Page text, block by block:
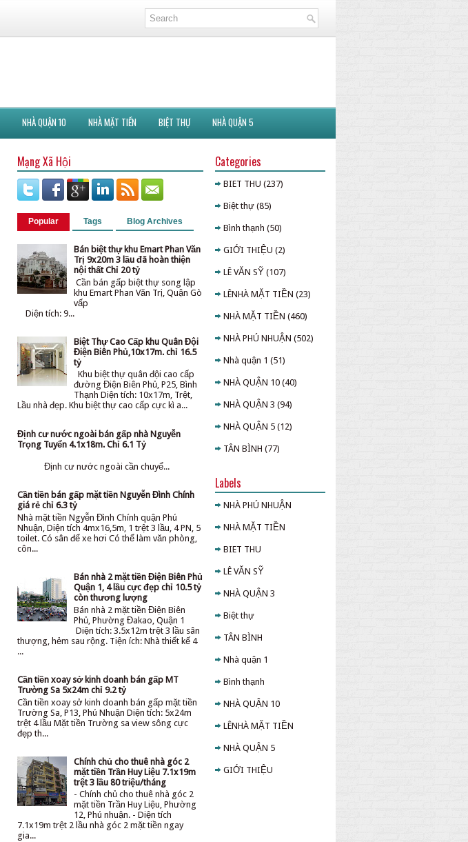
NHÀ QUẬN 10 NHÀ MẶT TIỀN BIỆT THỰ NHÀ QUẬN 5
Mạng Xã Hội
Popular Tags Blog Archives
Bán biệt thự khu Emart Phan Văn
Trị 9x20m 3 lầu đã hoàn thiện
nội thất Chỉ 20 tỷ
Cần bán gấp biệt thự song lập
khu Emart Phan Văn Trị, Quận Gò
vấp
Diện tích: 9...
Biệt Thự Cao Cấp khu Quân Đội
Điện Biên Phủ,10x17m. chỉ 16.5
tỷ
Khu biệt thự quân đội cao cấp
đường Điện Biên Phủ, P25, Bình
Thạnh Diện tích: 10x17m, Trệt,
Lầu nhà đẹp. Khu biệt thự cao cấp cực kì a...
Định cư nước ngoài bán gấp nhà Nguyễn
Trọng Tuyển 4.1x18m. Chỉ 6.1 Tỷ
Định cư nước ngoài cần chuyể...
Cần tiền bán gấp mặt tiền Nguyễn Đình Chính
giá rẻ chỉ 6.3 tỷ
Nhà mặt tiền Ngyễn Đình Chính quận Phú
Nhuận, Diện tích 4mx16,5m, 1 trệt 3 lầu, 4 PN, 5
toilet. Có sân để xe hơi Có thể làm văn phòng,
côn...
Bán nhà 2 mặt tiền Điện Biên Phủ
Quận 1, 4 lầu cực đẹp chỉ 10.5 tỷ
còn thương lượng
Bán nhà 2 mặt tiền Điện Biên
Phủ, Phường Đakao, Quận 1
Diện tích: 3.5x12m trệt 3 lầu sân
thượng, hẻm sau rộng. Tiện ích: Nhà thiết kế 4
...
Cần tiền xoay sở kinh doanh bán gấp MT
Trường Sa 5x24m chỉ 9.2 tỷ
Cần tiền xoay sở kinh doanh bán gấp mặt tiền
Trường Sa, P13, Phú Nhuận Diện tích: 5x24m
trệt 4 lầu Mặt tiền Trường sa view sông cực
đẹp th...
Chính chủ cho thuê nhà góc 2
mặt tiền Trần Huy Liệu 7.1x19m
trệt 3 lầu 80 triệu/tháng
- Chính chủ cho thuê nhà góc 2
mặt tiền Trần Huy Liệu, Phường
12, Phú nhuận. - Diện tích
7.1x19m trệt 2 lầu nhà góc 2 mặt tiền ngay
gia...
Categories
BIET THU (237)
Biệt thự (85)
Bình thạnh (50)
GIỚI THIỆU (2)
LÊ VĂN SỸ (107)
LÊNHÀ MẶT TIỀN (23)
NHÀ MẶT TIỀN (460)
NHÀ PHÚ NHUẬN (502)
Nhà quận 1 (51)
NHÀ QUẬN 10 (40)
NHÀ QUẬN 3 (94)
NHÀ QUẬN 5 (12)
TÂN BÌNH (77)
Labels
NHÀ PHÚ NHUẬN
NHÀ MẶT TIỀN
BIET THU
LÊ VĂN SỸ
NHÀ QUẬN 3
Biệt thự
TÂN BÌNH
Nhà quận 1
Bình thạnh
NHÀ QUẬN 10
LÊNHÀ MẶT TIỀN
NHÀ QUẬN 5
GIỚI THIỆU